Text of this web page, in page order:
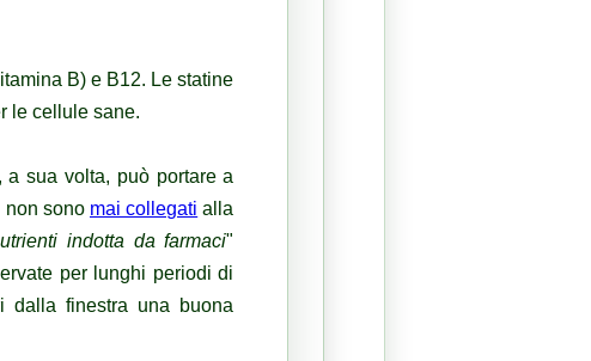
B) e B12. Le statine
le cellule sane.
a sua volta, può portare a
non sono mai collegati alla
indotta da farmaci"
per lunghi periodi di
dalla finestra una buona